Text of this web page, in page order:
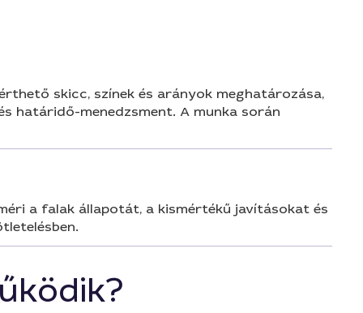
skicc, színek és arányok meghatározása,
határidő-menedzsment. A munka során
a falak állapotát, a kismértékű javításokat és